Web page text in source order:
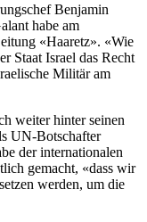
Benjamin
habe am
«Haaretz». «Wie
Staat Israel das Recht
Militär am
weiter hinter seinen
UN-Botschafter
der internationalen
gemacht, «dass wir
werden, um die